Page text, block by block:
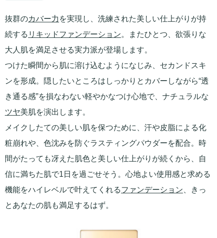
抜群のカバー力 を実現し、洗練された美しい仕上がりが持
続する リキッドファンデーション。またひとつ、欲張りな
大人肌を満足させる実力派が登場します。
つけた瞬間から肌に溶け込むようになじみ、セカンドスキ
ンを形成。隠したいところはしっかりとカバーしながら“透
き通る感”を損なわない軽やかなつけ心地で、ナチュラルな
ツヤ美肌を演出します。
メイクしたての美しい肌を保つために、汗や皮脂による化
粧崩れや、色沈みを防ぐラスティングパウダーを配合。時
間がたっても冴えた肌色と美しい仕上がりが続くから、自
信に満ちた肌で1日を過ごせそう。心地よい使用感と求める
機能をハイレベルで叶えてくれるファンデーション 、きっ
とあなたの肌も満足するはず。